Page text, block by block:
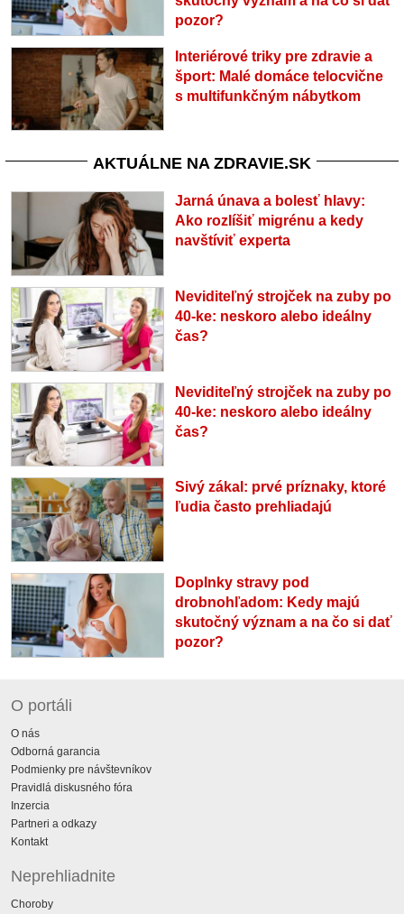
pozor?
Interiérové triky pre zdravie a
šport: Malé domáce telocvične
s multifunkčným nábytkom
AKTUÁLNE NA ZDRAVIE.SK
Jarná únava a bolesť hlavy:
Ako rozlíšiť migrénu a kedy
navštíviť experta
Neviditeľný strojček na zuby po
40-ke: neskoro alebo ideálny
čas?
Neviditeľný strojček na zuby po
40-ke: neskoro alebo ideálny
čas?
Sivý zákal: prvé príznaky, ktoré
ľudia často prehliadajú
Doplnky stravy pod
drobnohľadom: Kedy majú
skutočný význam a na čo si dať
pozor?
O portáli
O nás
Odborná garancia
Podmienky pre návštevníkov
Pravidlá diskusného fóra
Inzercia
Partneri a odkazy
Kontakt
Neprehliadnite
Choroby